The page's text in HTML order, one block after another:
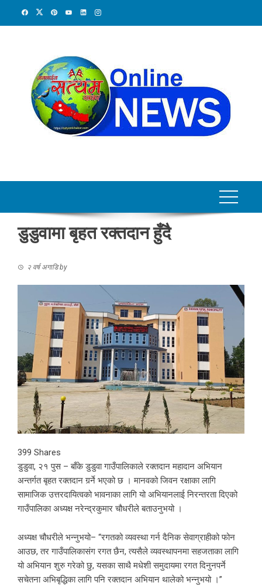
डुडुवामा बृहत रक्तदान हुँदै
२ वर्ष अगाडिby
399 Shares
डुडुवा, २१ पुस – बाँके डुडुवा गाउँपालिकाले रक्तदान महादान अभियान
अन्तर्गत बृहत रक्तदान गर्र्ने भएको छ । मानवको जिवन रक्षाका लागि
सामाजिक उत्तरदायित्वको भावनाका लागि यो अभियानलाई निरन्तरता दिएको
गाउँपालिका अध्यक्ष नरेन्द्रकुमार चौधरीले बताउनुभयो ।
अध्यक्ष चौधरीले भन्नुभयो– “रगतको व्यवस्था गर्न दैनिक सेवाग्राहीको फोन
आउछ, तर गाउँपालिकासंग रगत छैन, त्यसैले व्यवस्थापनमा सहजताका लागि
यो अभियान शुरु गरेको छु, यसका साथै मधेशी समुदायमा रगत दिनुनपर्ने
सचेतना अभिबृद्धिका लागि पनि रक्तदान अभियान थालेको भन्नुभयो ।”